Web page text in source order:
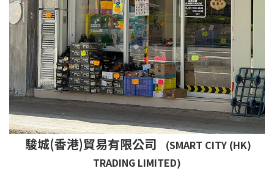
駿城(香港)貿易有限公司
(SMART CITY (HK)
TRADING LIMITED)